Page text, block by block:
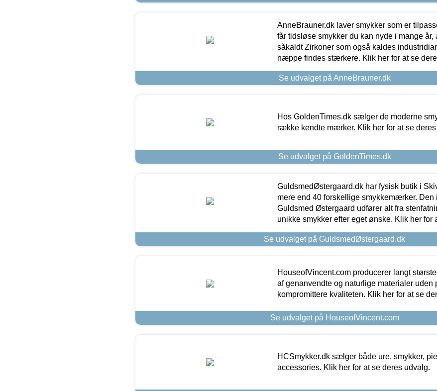
AnneBrauner.dk laver smykker som er
får tidsløse smykker du kan nyde i mange år,
såkaldt Zirkoner som også kaldes
næppe findes stærkere. Klik her for at se
Se udvalget på AnneBrauner.dk
Hos GoldenTimes.dk sælger de moderne
række kendte mærker. Klik her for at se
Se udvalget på GoldenTimes.dk
GuldsmedØstergaard.dk har fysisk butik i
mere end 40 forskellige smykkemærker. Den
Guldsmed Østergaard udfører alt fra
unikke smykker efter eget ønske. Klik her for
Se udvalget på GuldsmedØstergaard.dk
HouseofVincent.com producerer langt
af genanvendte og naturlige materialer uden
kompromittere kvaliteten. Klik her for at se
Se udvalget på HouseofVincent.com
HCSmykker.dk sælger både ure, smykker,
accessories. Klik her for at se deres udvalg.